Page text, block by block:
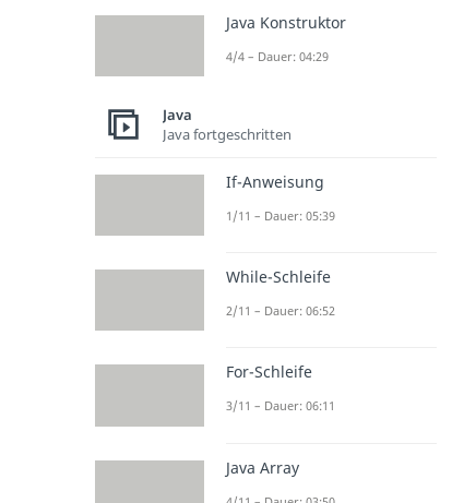
Java Konstruktor
4/4 – Dauer: 04:29
Java
Java fortgeschritten
If-Anweisung
1/11 – Dauer: 05:39
While-Schleife
2/11 – Dauer: 06:52
For-Schleife
3/11 – Dauer: 06:11
Java Array